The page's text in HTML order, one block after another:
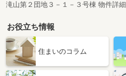
滝山第２団地３－１－３号棟 物件詳細
お役立ち情報
住まいのコラム